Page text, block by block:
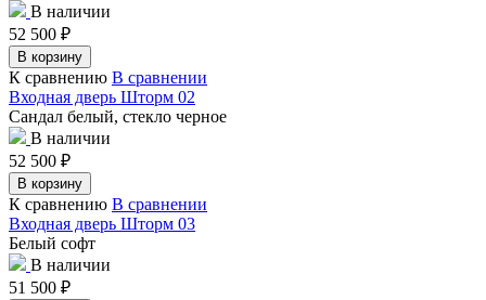
В наличии
52 500 ₽
В корзину
К сравнению В сравнении
Входная дверь Шторм 02
Сандал белый, стекло черное
В наличии
52 500 ₽
В корзину
К сравнению В сравнении
Входная дверь Шторм 03
Белый софт
В наличии
51 500 ₽